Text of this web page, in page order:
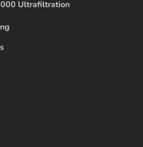
Ultrafiltration